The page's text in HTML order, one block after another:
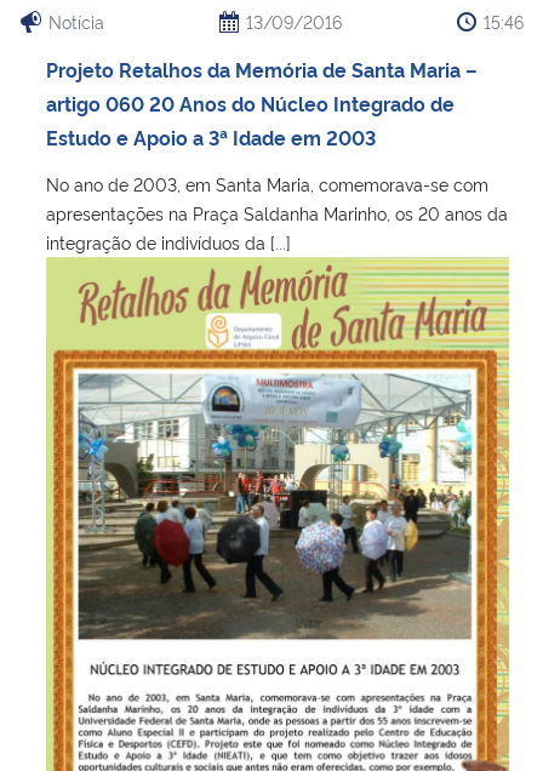
Notícia 13/09/2016 15:46
Projeto Retalhos da Memória de Santa Maria –
artigo 060 20 Anos do Núcleo Integrado de
Estudo e Apoio a 3ª Idade em 2003
No ano de 2003, em Santa Maria, comemorava-se com
apresentações na Praça Saldanha Marinho, os 20 anos da
integração de indivíduos da [...]